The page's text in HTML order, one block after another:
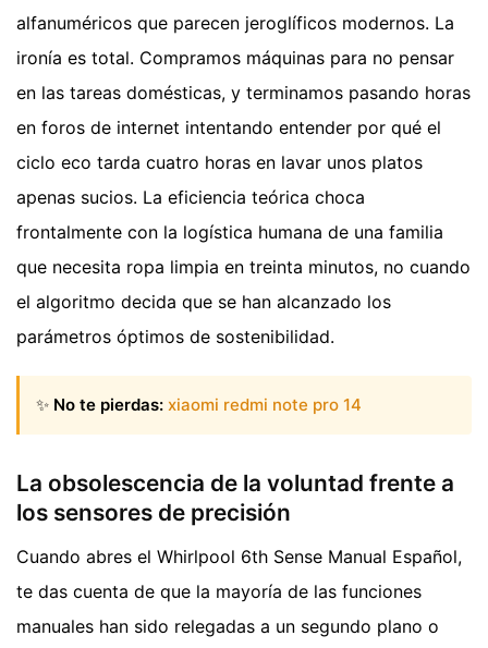
alfanuméricos que parecen jeroglíficos modernos. La
ironía es total. Compramos máquinas para no pensar
en las tareas domésticas, y terminamos pasando horas
en foros de internet intentando entender por qué el
ciclo eco tarda cuatro horas en lavar unos platos
apenas sucios. La eficiencia teórica choca
frontalmente con la logística humana de una familia
que necesita ropa limpia en treinta minutos, no cuando
el algoritmo decida que se han alcanzado los
parámetros óptimos de sostenibilidad.
✨ No te pierdas: xiaomi redmi note pro 14
La obsolescencia de la voluntad frente a
los sensores de precisión
Cuando abres el Whirlpool 6th Sense Manual Español,
te das cuenta de que la mayoría de las funciones
manuales han sido relegadas a un segundo plano o